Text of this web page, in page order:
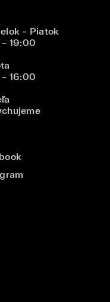
– Piatok
19:00
16:00